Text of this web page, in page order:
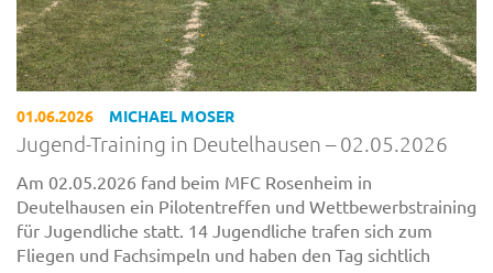
01.06.2026 MICHAEL MOSER
Jugend-Training in Deutelhausen – 02.05.2026
Am 02.05.2026 fand beim MFC Rosenheim in
Deutelhausen ein Pilotentreffen und Wettbewerbstraining
für Jugendliche statt. 14 Jugendliche trafen sich zum
Fliegen und Fachsimpeln und haben den Tag sichtlich